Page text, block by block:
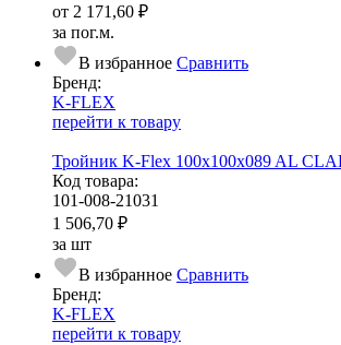
от 2 171,60 ₽
за пог.м.
В избранное Сравнить
Бренд:
K-FLEX
перейти к товару
Тройник K-Flex 100x100x089 AL
Код товара:
101-008-21031
1 506,70 ₽
за шт
В избранное Сравнить
Бренд:
K-FLEX
перейти к товару